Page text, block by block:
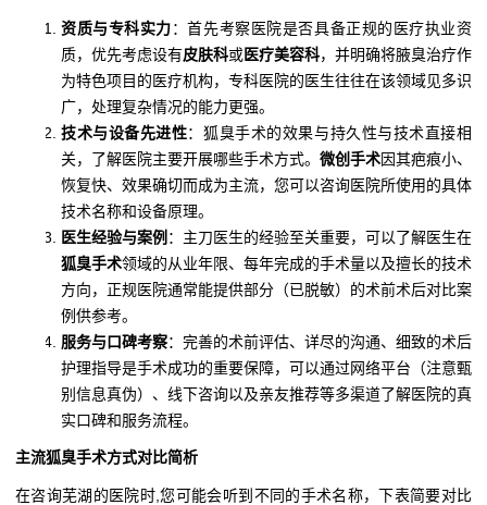
资质与专科实力：首先考察医院是否具备正规的医疗执业资
质，优先考虑设有皮肤科或医疗美容科，并明确将腋臭治疗作
为特色项目的医疗机构，专科医院的医生往往在该领域见多识
广，处理复杂情况的能力更强。
技术与设备先进性：狐臭手术的效果与持久性与技术直接相
关，了解医院主要开展哪些手术方式。 微创手术因其疤痕小、
恢复快、效果确切而成为主流，您可以咨询医院所使用的具体
技术名称和设备原理。
医生经验与案例 ：主刀医生的经验至关重要，可以了解医生在
狐臭手术领域的从业年限、每年完成的手术量以及擅长的技术
方向，正规医院通常能提供部分（已脱敏）的术前术后对比案
例供参考。
服务与口碑考察：完善的术前评估、详尽的沟通、细致的术后
护理指导是手术成功的重要保障，可以通过网络平台（注意甄
别信息真伪）、线下咨询以及亲友推荐等多渠道了解医院的真
实口碑和服务流程。
主流狐臭手术方式对比简析
在咨询芜湖的医院时,您可能会听到不同的手术名称，下表简要对比